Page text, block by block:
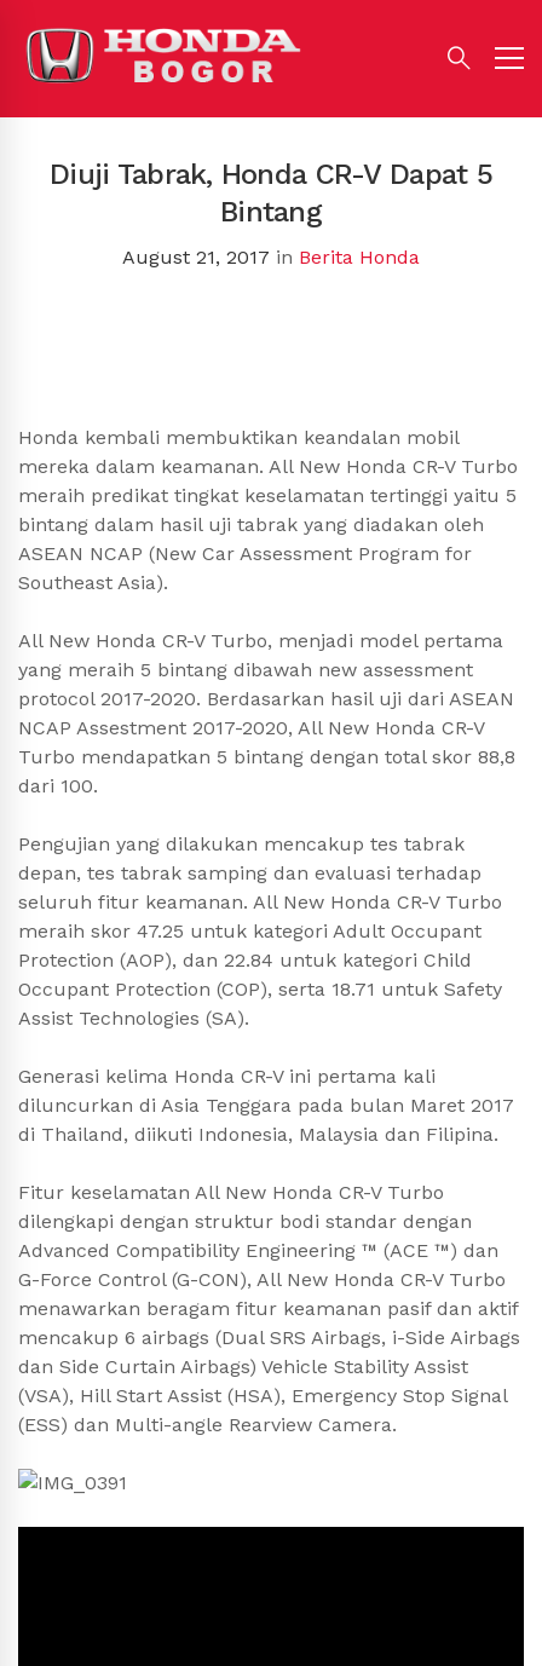
Diuji Tabrak, Honda CR-V Dapat 5
Bintang
August 21, 2017 in Berita Honda
Honda kembali membuktikan keandalan mobil
mereka dalam keamanan. All New Honda CR-V Turbo
meraih predikat tingkat keselamatan tertinggi yaitu 5
bintang dalam hasil uji tabrak yang diadakan oleh
ASEAN NCAP (New Car Assessment Program for
Southeast Asia).
All New Honda CR-V Turbo, menjadi model pertama
yang meraih 5 bintang dibawah new assessment
protocol 2017-2020. Berdasarkan hasil uji dari ASEAN
NCAP Assestment 2017-2020, All New Honda CR-V
Turbo mendapatkan 5 bintang dengan total skor 88,8
dari 100.
Pengujian yang dilakukan mencakup tes tabrak
depan, tes tabrak samping dan evaluasi terhadap
seluruh fitur keamanan. All New Honda CR-V Turbo
meraih skor 47.25 untuk kategori Adult Occupant
Protection (AOP), dan 22.84 untuk kategori Child
Occupant Protection (COP), serta 18.71 untuk Safety
Assist Technologies (SA).
Generasi kelima Honda CR-V ini pertama kali
diluncurkan di Asia Tenggara pada bulan Maret 2017
di Thailand, diikuti Indonesia, Malaysia dan Filipina.
Fitur keselamatan All New Honda CR-V Turbo
dilengkapi dengan struktur bodi standar dengan
Advanced Compatibility Engineering ™ (ACE ™) dan
G-Force Control (G-CON), All New Honda CR-V Turbo
menawarkan beragam fitur keamanan pasif dan aktif
mencakup 6 airbags (Dual SRS Airbags, i-Side Airbags
dan Side Curtain Airbags) Vehicle Stability Assist
(VSA), Hill Start Assist (HSA), Emergency Stop Signal
(ESS) dan Multi-angle Rearview Camera.